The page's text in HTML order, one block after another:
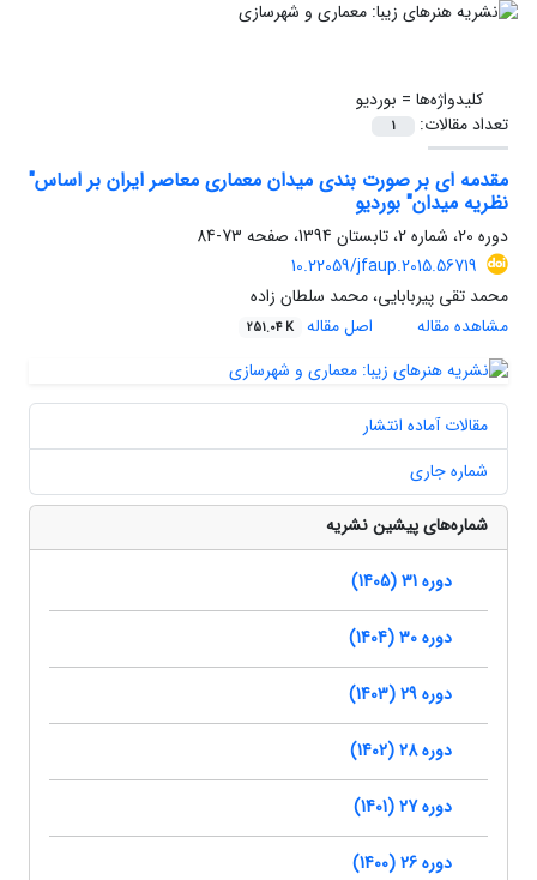
کلیدواژه‌ها = بوردیو
تعداد مقالات:
1
مقدمه ای بر صورت بندی میدان معماری معاصر ایران بر اساس"
نظریه میدان" بوردیو
دوره 20، شماره 2، تابستان 1394، صفحه
73-84
10.22059/jfaup.2015.56719
محمد تقی پیربابایی، محمد سلطان زاده
مشاهده مقاله
اصل مقاله 251.04 K
مقالات آماده انتشار
شماره جاری
شماره‌های پیشین نشریه
دوره 31 (1405)
دوره 30 (1404)
دوره 29 (1403)
دوره 28 (1402)
دوره 27 (1401)
دوره 26 (1400)